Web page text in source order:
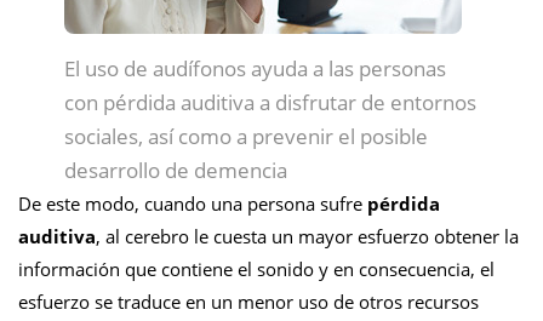
El uso de audífonos ayuda a las personas
con pérdida auditiva a disfrutar de entornos
sociales, así como a prevenir el posible
desarrollo de demencia
De este modo, cuando una persona sufre pérdida
auditiva, al cerebro le cuesta un mayor esfuerzo obtener la
información que contiene el sonido y en consecuencia, el
esfuerzo se traduce en un menor uso de otros recursos